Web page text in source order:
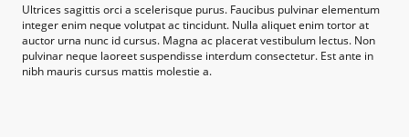
Ultrices sagittis orci a scelerisque purus. Faucibus pulvinar elementum
integer enim neque volutpat ac tincidunt. Nulla aliquet enim tortor at
auctor urna nunc id cursus. Magna ac placerat vestibulum lectus. Non
pulvinar neque laoreet suspendisse interdum consectetur. Est ante in
nibh mauris cursus mattis molestie a.